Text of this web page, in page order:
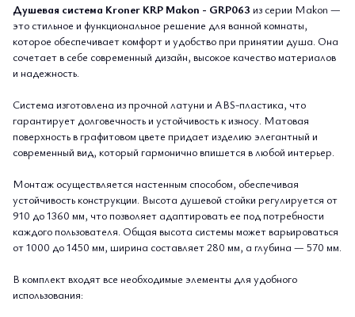
Душевая система Kroner KRP Makon - GRP063 из серии Makon —
это стильное и функциональное решение для ванной комнаты,
которое обеспечивает комфорт и удобство при принятии душа. Она
сочетает в себе современный дизайн, высокое качество материалов
и надежность.
Система изготовлена из прочной латуни и ABS-пластика, что
гарантирует долговечность и устойчивость к износу. Матовая
поверхность в графитовом цвете придает изделию элегантный и
современный вид, который гармонично впишется в любой интерьер.
Монтаж осуществляется настенным способом, обеспечивая
устойчивость конструкции. Высота душевой стойки регулируется от
910 до 1360 мм, что позволяет адаптировать ее под потребности
каждого пользователя. Общая высота системы может варьироваться
от 1000 до 1450 мм, ширина составляет 280 мм, а глубина — 570 мм.
В комплект входят все необходимые элементы для удобного
использования: